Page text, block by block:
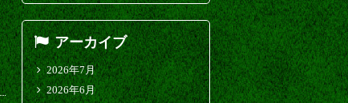
アーカイブ
2026年7月
2026年6月